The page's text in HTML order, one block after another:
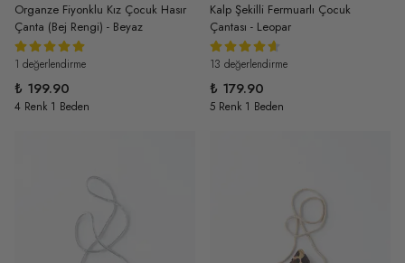
Organze Fiyonklu Kız Çocuk Hasır
Çanta (Bej Rengi) - Beyaz
1 değerlendirme
₺ 199.90
4 Renk 1 Beden
Kalp Şekilli Fermuarlı Çocuk
Çantası - Leopar
13 değerlendirme
₺ 179.90
5 Renk 1 Beden